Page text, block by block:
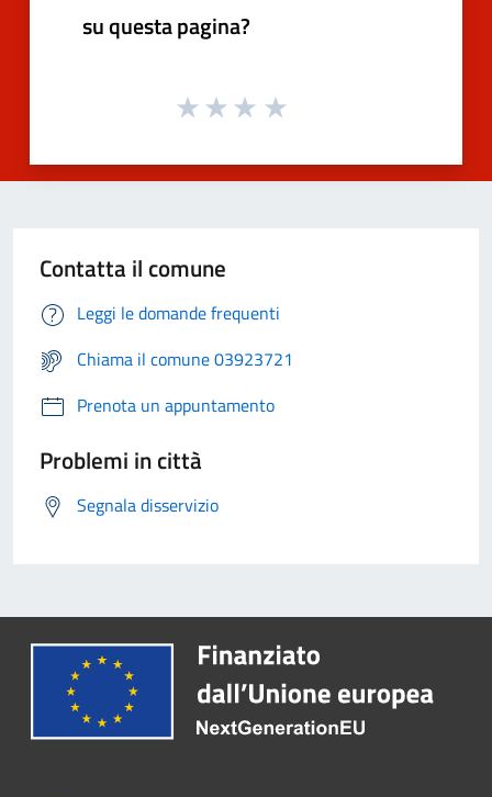
su questa pagina?
Contatta il comune
Leggi le domande frequenti
Chiama il comune 03923721
Prenota un appuntamento
Problemi in città
Segnala disservizio